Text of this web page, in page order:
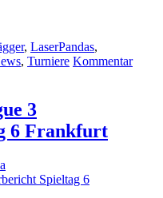
, LaserPandas,
, Turniere Kommentar
3
6 Frankfurt